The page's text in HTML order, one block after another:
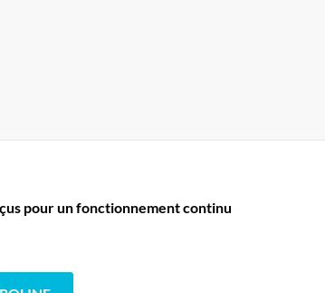
pour un fonctionnement continu